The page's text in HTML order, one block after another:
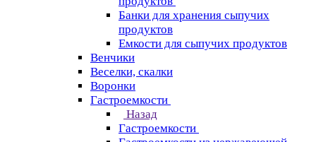
Банки для хранения сыпучих
продуктов
Емкости для сыпучих продуктов
Венчики
Веселки, скалки
Воронки
Гастроемкости
Назад
Гастроемкости